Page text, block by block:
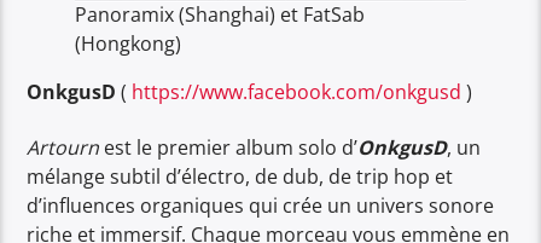
Panoramix (Shanghai) et FatSab
(Hongkong)
OnkgusD ( https://www.facebook.com/onkgusd )
Artourn est le premier album solo d’OnkgusD, un
mélange subtil d’électro, de dub, de trip hop et
d’influences organiques qui crée un univers sonore
riche et immersif. Chaque morceau vous emmène en